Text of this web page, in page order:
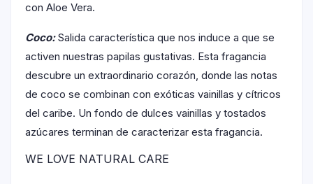
con Aloe Vera.
Coco:Salida característica que nos induce a que se
activen nuestras papilas gustativas. Esta fragancia
descubre un extraordinario corazón, donde las notas
de coco se combinan con exóticas vainillas y cítricos
del caribe. Un fondo de dulces vainillas y tostados
azúcares terminan de caracterizar esta fragancia.
WE LOVE NATURAL CARE